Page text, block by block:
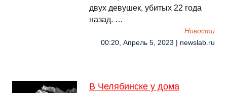
двух девушек, убитых 22 года
назад. …
Новости
00:20, Апрель 5, 2023 | newslab.ru
В Челябинске у дома